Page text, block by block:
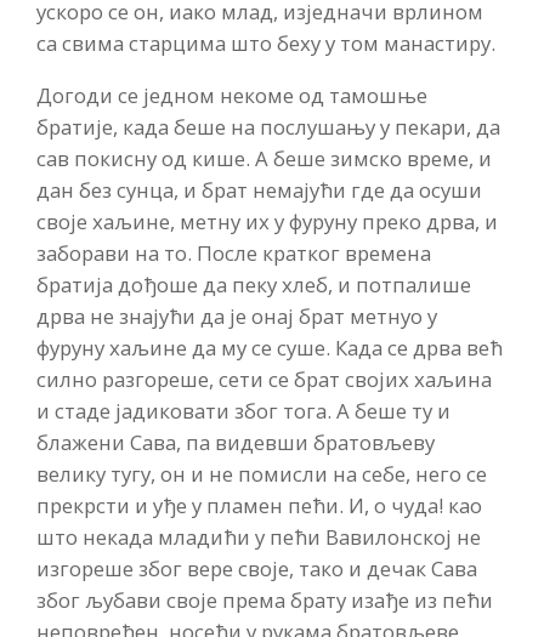
ускоро се он, иако млад, изједначи врлином
са свима старцима што беху у том манастиру.
Догоди се једном некоме од тамошње
братије, када беше на послушању у пекари, да
сав покисну од кише. А беше зимско време, и
дан без сунца, и брат немајући где да осуши
своје хаљине, метну их у фуруну преко дрва, и
заборави на то. После кратког времена
братија дођоше да пеку хлеб, и потпалише
дрва не знајући да је онај брат метнуо у
фуруну хаљине да му се суше. Када се дрва већ
силно разгореше, сети се брат својих хаљина
и стаде јадиковати због тога. А беше ту и
блажени Сава, па видевши братовљеву
велику тугу, он и не помисли на себе, него се
прекрсти и уђе у пламен пећи. И, о чуда! као
што некада младићи у пећи Вавилонској не
изгореше због вере своје, тако и дечак Сава
због љубави своје према брату изађе из пећи